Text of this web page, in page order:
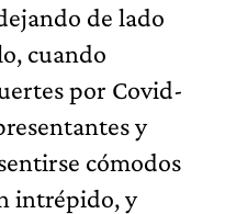
de lado
cuando
por Covid-
y
cómodos
intrépido, y